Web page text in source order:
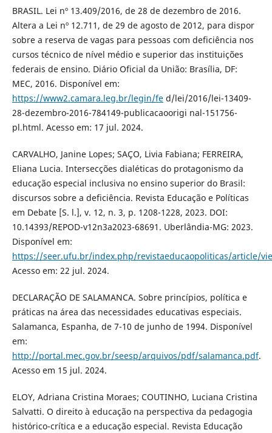
BRASIL. Lei nº 13.409/2016, de 28 de dezembro de 2016.
Altera a Lei nº 12.711, de 29 de agosto de 2012, para dispor
sobre a reserva de vagas para pessoas com deficiência nos
cursos técnico de nível médio e superior das instituições
federais de ensino. Diário Oficial da União: Brasília, DF:
MEC, 2016. Disponível em:
https://www2.camara.leg.br/legin/fed/lei/2016/lei-13409-
28-dezembro-2016-784149-publicacaoorigi nal-151756-
pl.html. Acesso em: 17 jul. 2024.
CARVALHO, Janine Lopes; SAÇO, Livia Fabiana; FERREIRA,
Eliana Lucia. Intersecções dialéticas do protagonismo da
educação especial inclusiva no ensino superior do Brasil:
discursos sobre a deficiência. Revista Educação e Políticas
em Debate [S. l.], v. 12, n. 3, p. 1208-1228, 2023. DOI:
10.14393/REPOD-v12n3a2023-68691. Uberlândia-MG: 2023.
Disponível em:
https://seer.ufu.br/index.php/revistaeducaopoliticas/article/
Acesso em: 22 jul. 2024.
DECLARAÇÃO DE SALAMANCA. Sobre princípios, política e
práticas na área das necessidades educativas especiais.
Salamanca, Espanha, de 7-10 de junho de 1994. Disponível
em:
http://portal.mec.gov.br/seesp/arquivos/pdf/salamanca.pdf.
Acesso em 15 jul. 2024.
ELOY, Adriana Cristina Moraes; COUTINHO, Luciana Cristina
Salvatti. O direito à educação na perspectiva da pedagogia
histórico-crítica e a educação especial. Revista Educação